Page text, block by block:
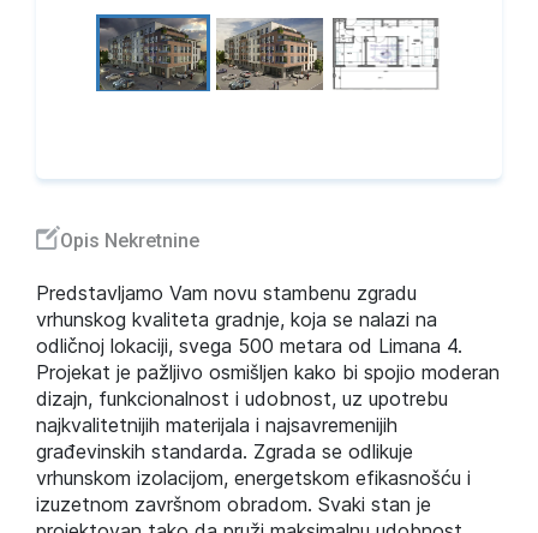
Opis Nekretnine
Predstavljamo Vam novu stambenu zgradu
vrhunskog kvaliteta gradnje, koja se nalazi na
odličnoj lokaciji, svega 500 metara od Limana 4.
Projekat je pažljivo osmišljen kako bi spojio moderan
dizajn, funkcionalnost i udobnost, uz upotrebu
najkvalitetnijih materijala i najsavremenijih
građevinskih standarda. Zgrada se odlikuje
vrhunskom izolacijom, energetskom efikasnošću i
izuzetnom završnom obradom. Svaki stan je